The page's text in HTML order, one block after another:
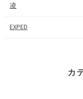
凌
EXPED
カ